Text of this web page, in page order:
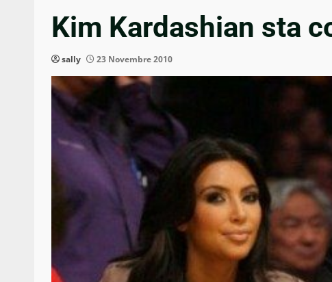
Kim Kardashian sta
sally 23 Novembre 2010